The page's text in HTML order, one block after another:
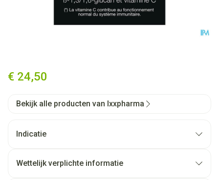
€ 24,50
Bekijk alle producten van Ixxpharma
Indicatie
Wettelijk verplichte informatie